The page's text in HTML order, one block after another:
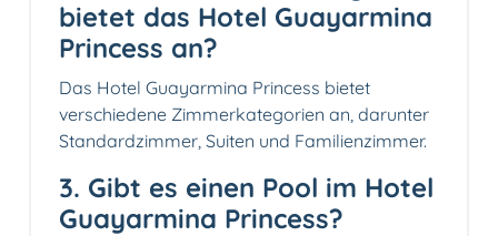
bietet das Hotel Guayarmina
Princess an?
Das Hotel Guayarmina Princess bietet
verschiedene Zimmerkategorien an, darunter
Standardzimmer, Suiten und Familienzimmer.
3. Gibt es einen Pool im Hotel
Guayarmina Princess?